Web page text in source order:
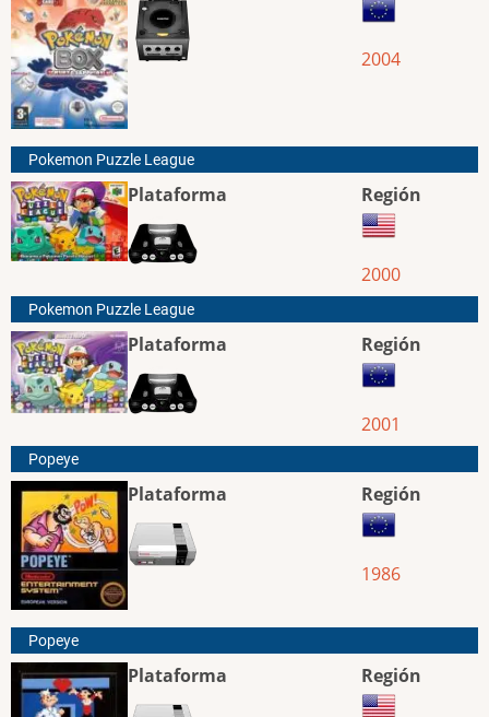
2004
Pokemon Puzzle League
Plataforma Región
2000
Pokemon Puzzle League
Plataforma Región
2001
Popeye
Plataforma Región
1986
Popeye
Plataforma Región